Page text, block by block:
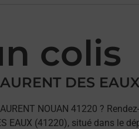
colis
DES EAUX
NOUAN 41220 ?
EAUX (41220), situé dans le